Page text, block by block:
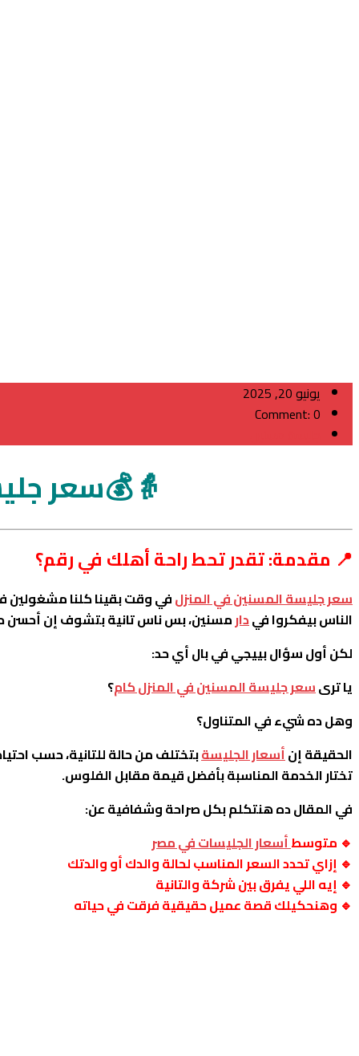
يونيو 20, 2025
Comment: 0
👵💰سعر جليسة
📍 مقدمة: تقدر تحط راحة أهلك في رقم؟
سعر جليسة المسنين في المنزلفي وقت بقينا كلنا مشغولين
الناس بيفكروا فيدارمسنين، بس ناس تانية بتشوف إن أحسن
لكن أول سؤال بييجي في بال أي حد:
يا ترىسعر جليسة المسنين في المنزل كام؟
وهل ده شيء في المتناول؟
الحقيقة إنأسعار الجليسةبتختلف من حالة للتانية، حسب
تختار الخدمة المناسبة بأفضل قيمة مقابل الفلوس.
في المقال ده هنتكلم بكل صراحة وشفافية عن:
🔹 متوسطأسعار الجليسات في مصر
🔹 إزاي تحدد السعر المناسب لحالة والدك أو والدتك
🔹 إيه اللي يفرق بين شركة والتانية
🔹 وهنحكيلك قصة عميل حقيقية فرقت في حياته